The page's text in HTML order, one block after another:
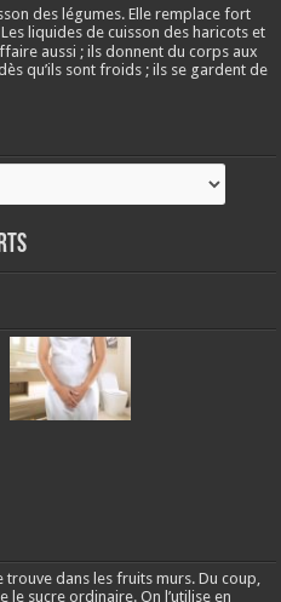
des légumes. Elle remplace fort
liquides de cuisson des haricots et
aussi ; ils donnent du corps aux
qu’ils sont froids ; ils se gardent de
trouve dans les fruits murs. Du coup,
le sucre ordinaire. On l’utilise en